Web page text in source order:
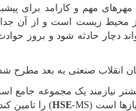
مهم و کارامد برای
محیط زیست است و از آن
دچار حادثه شود و بروز
نیازمند یک مجموعه
را تامین کند. سیستم مدیریت بهداشت ،ایمنی و محیط زیست (HSE